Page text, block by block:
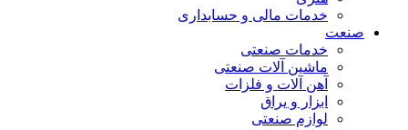
خدمات مالی و حسابداری
صنعت
خدمات صنعتی
ماشین آلات صنعتی
آهن آلات و فلزات
ابزار و یراق
لوازم صنعتی